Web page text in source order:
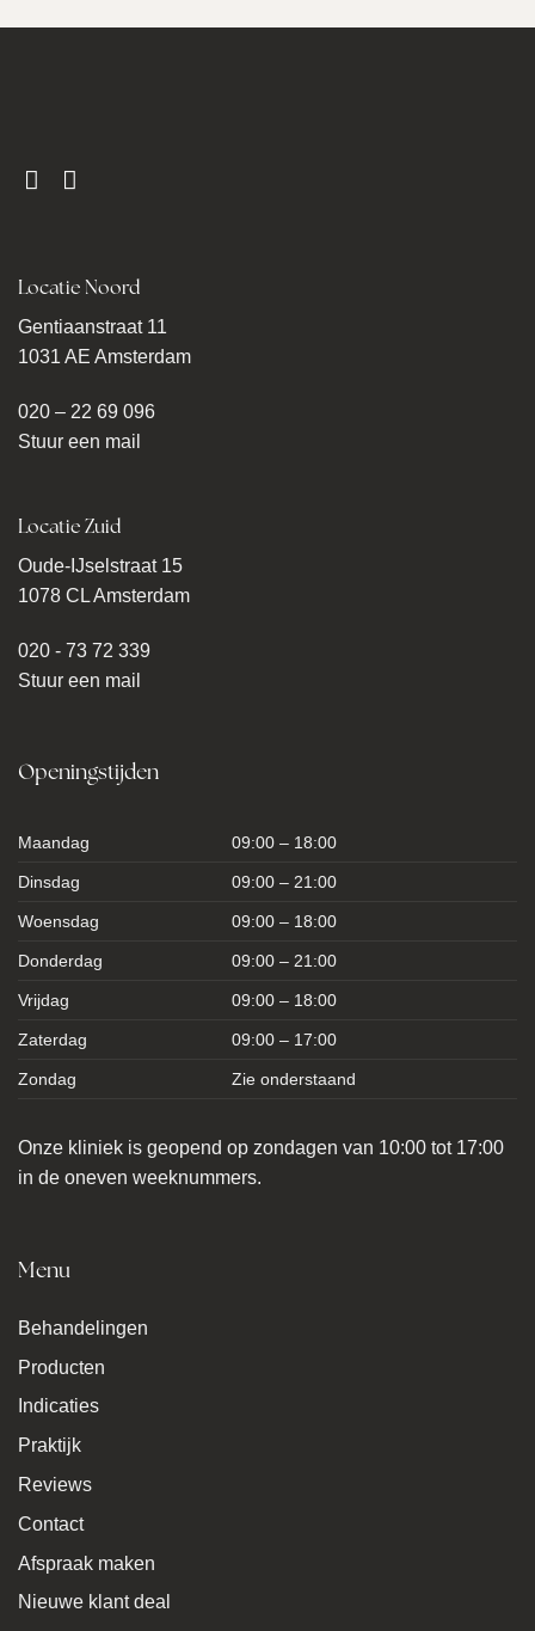
Locatie Noord
Gentiaanstraat 11
1031 AE Amsterdam
020 – 22 69 096
Stuur een mail
Locatie Zuid
Oude-IJselstraat 15
1078 CL Amsterdam
020 - 73 72 339
Stuur een mail
Openingstijden
Maandag 09:00 – 18:00
Dinsdag 09:00 – 21:00
Woensdag 09:00 – 18:00
Donderdag 09:00 – 21:00
Vrijdag 09:00 – 18:00
Zaterdag 09:00 – 17:00
Zondag Zie onderstaand
Onze kliniek is geopend op zondagen van 10:00 tot 17:00
in de oneven weeknummers.
Menu
Behandelingen
Producten
Indicaties
Praktijk
Reviews
Contact
Afspraak maken
Nieuwe klant deal